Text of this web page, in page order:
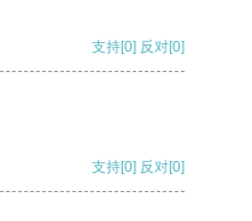
支持[0] 反对[0]
支持[0] 反对[0]